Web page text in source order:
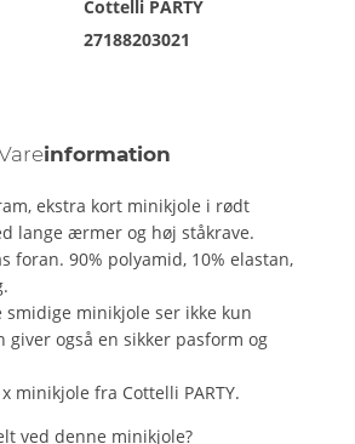
Cottelli PARTY
27188203021
information
ekstra kort minikjole i rødt
lange ærmer og høj ståkrave.
foran. 90% polyamid, 10% elastan,
smidige minikjole ser ikke kun
giver også en sikker pasform og
minikjole fra Cottelli PARTY.
ved denne minikjole?